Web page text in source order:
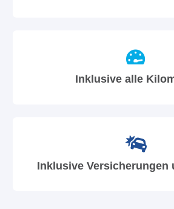
Inklusive alle
Inklusive Versicherungen